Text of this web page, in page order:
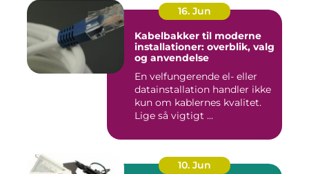
16. Jun
Kabelbakker til moderne
installationer: overblik, valg
og anvendelse
En velfungerende el- eller
datainstallation handler ikke
kun om kablernes kvalitet.
Lige så vigtigt ...
10. Jun